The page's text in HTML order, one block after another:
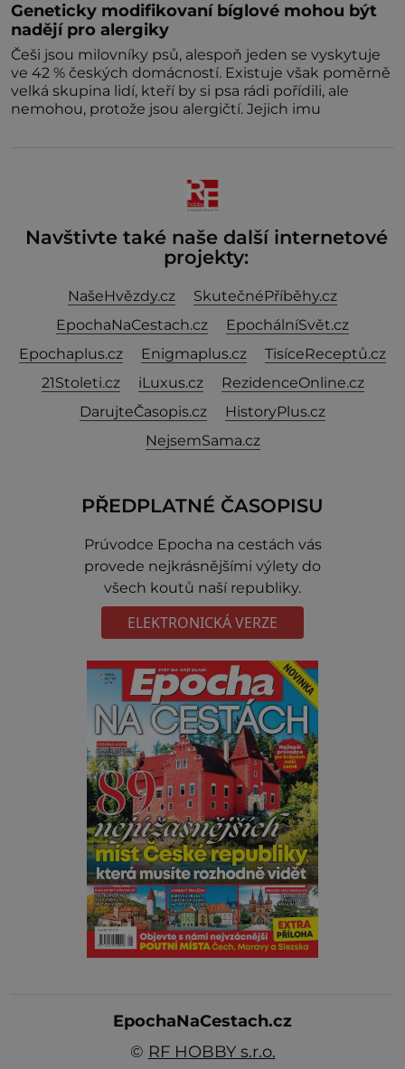
Geneticky modifikovaní bíglové mohou být
nadějí pro alergiky
Češi jsou milovníky psů, alespoň jeden se vyskytuje
ve 42 % českých domácností. Existuje však poměrně
velká skupina lidí, kteří by si psa rádi pořídili, ale
nemohou, protože jsou alergičtí. Jejich imu
Navštivte také naše další internetové
projekty:
NašeHvězdy.cz
SkutečnéPříběhy.cz
EpochaNaCestach.cz
EpochálníSvět.cz
Epochaplus.cz
Enigmaplus.cz
TisíceReceptů.cz
21Stoleti.cz
iLuxus.cz
RezidenceOnline.cz
DarujteČasopis.cz
HistoryPlus.cz
NejsemSama.cz
PŘEDPLATNÉ ČASOPISU
Prúvodce Epocha na cestách vás
provede nejkrásnějšími výlety do
všech koutů naší republiky.
ELEKTRONICKÁ VERZE
EpochaNaCestach.cz
© RF HOBBY s.r.o.